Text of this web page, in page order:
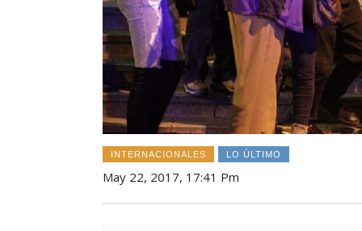
INTERNACIONALES LO ÚLTIMO
May 22, 2017, 17:41 Pm